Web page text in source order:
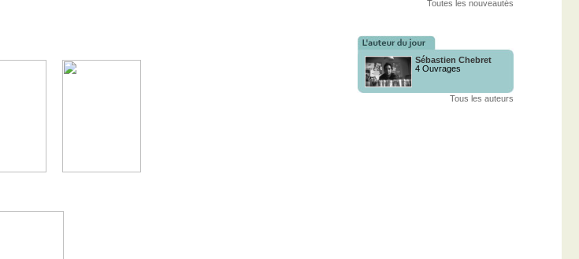
Toutes les nouveautés
Sébastien Chebret
4 Ouvrages
Tous les auteurs